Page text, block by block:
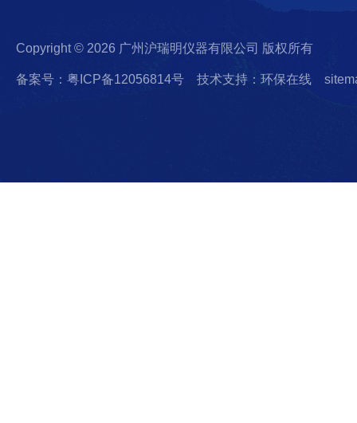
Copyright © 2026 广州沪瑞明仪器有限公司 版权所有
备案号：粤ICP备12056814号 技术支持：环保在线